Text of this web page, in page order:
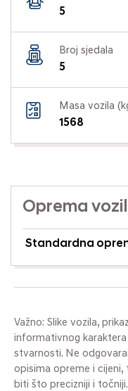
5
Broj sjedala
5
Masa vozila
1568
Oprema
Standardna
Važno: Slike vozila,
informativnog
stvarnosti. Ne
opisima opreme i
biti što precizniji i